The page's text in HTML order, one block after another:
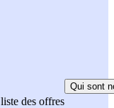
des offres
Qui sont